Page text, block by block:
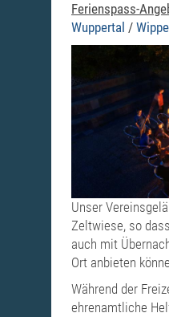
Ferienspass-
Wuppertal /
Unser
Zeltwiese, so
auch mit
Ort anbieten
Während der
ehrenamtliche